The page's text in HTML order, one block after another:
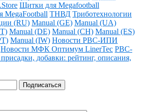
Щитки для Megafootball
MegaFootball ТНВД Триботехнологии
(RU) Manual (GE) Manual (UA)
Manual (DE) Manual (CH) Manual (ES)
Manual (IW) Новости РВС-ИПИ
Новости МФК Оптимум LinerTec РВС-
добавки: рейтинг, описания,